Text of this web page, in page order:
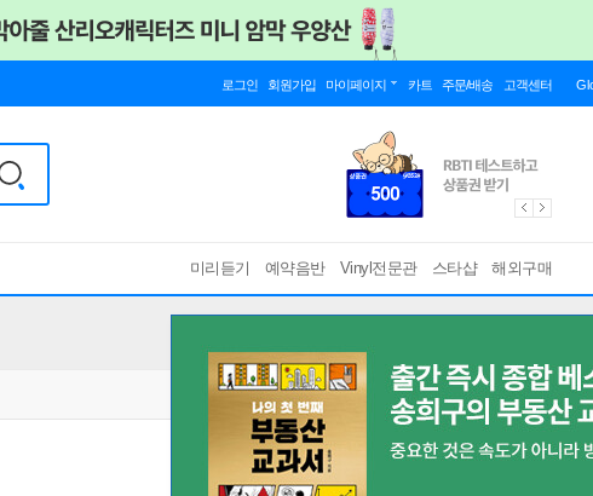
로그인 회원가입 마이페이지 카트 주문/배송 고객센터
미리듣기 예약음반 Vinyl전문관 스타샵 해외구매